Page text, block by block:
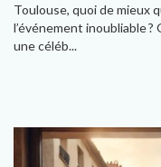
Toulouse, quoi de mieux
l’événement inoubliable
une céléb...